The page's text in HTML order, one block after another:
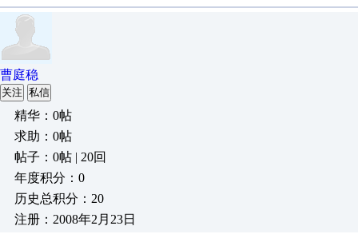
曹庭稳
关注 私信
精华：0帖
求助：0帖
帖子：0帖 | 20回
年度积分：0
历史总积分：20
注册：2008年2月23日